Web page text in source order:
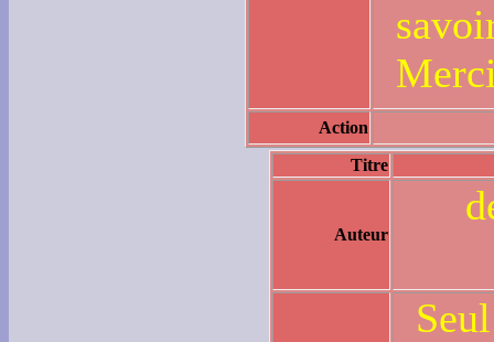
Action
Titre
Auteur